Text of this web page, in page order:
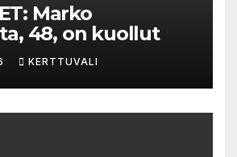
Marko
48, on kuollut
KERTTUVALI